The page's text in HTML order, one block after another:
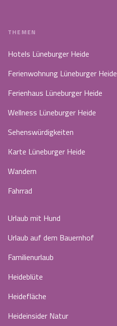
THEMEN
Hotels Lüneburger Heide
Ferienwohnung Lüneburger Heide
Ferienhaus Lüneburger Heide
Wellness Lüneburger Heide
Sehenswürdigkeiten
Karte Lüneburger Heide
Wandern
Fahrrad
Urlaub mit Hund
Urlaub auf dem Bauernhof
Familienurlaub
Heideblüte
Heidefläche
Heideinsider Natur